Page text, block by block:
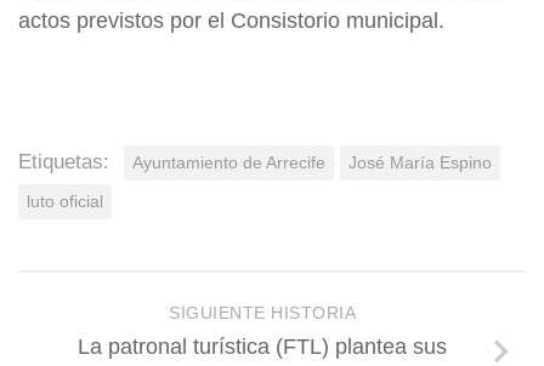
actos previstos por el Consistorio municipal.
Etiquetas: Ayuntamiento de Arrecife
José María Espino
luto oficial
SIGUIENTE HISTORIA
La patronal turística (FTL) plantea sus